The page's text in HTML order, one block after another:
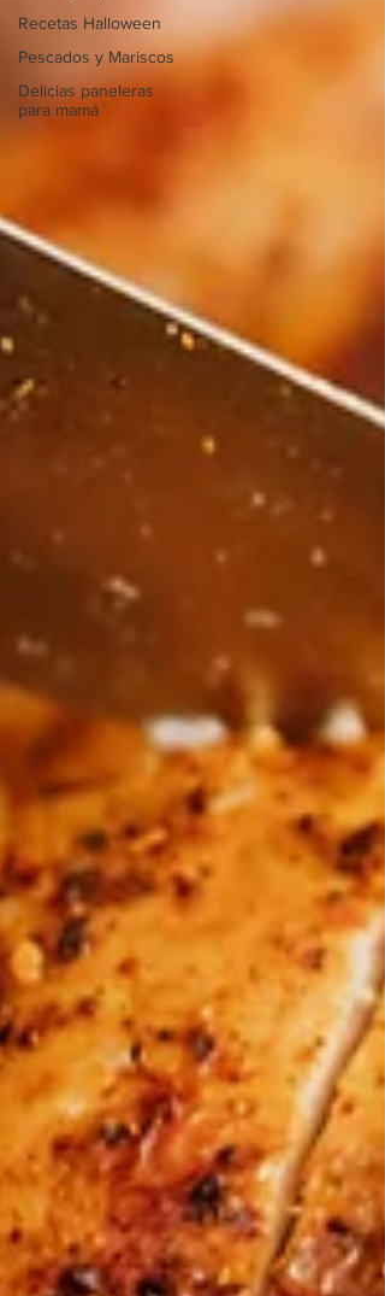
Recetas Halloween
Pescados y Mariscos
Delicias paneleras
para mamá